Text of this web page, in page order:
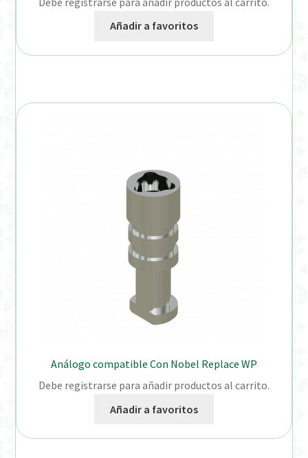
Añadir a favoritos
Análogo compatible Con Nobel Replace WP
Debe registrarse para añadir productos al carrito.
Añadir a favoritos